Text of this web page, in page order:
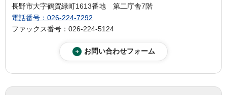
長野市大字鶴賀緑町1613番地 第二庁舎7階
電話番号：026-224-7292
ファックス番号：026-224-5124